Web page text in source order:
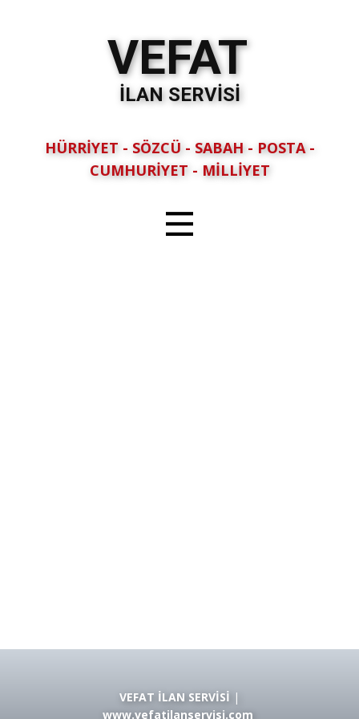
VEFAT
İLAN SERVİSİ
HÜRRİYET - SÖZCÜ - SABAH - POSTA -
CUMHURİYET - MİLLİYET
VEFAT İLAN SERVİSİ |
www.vefatilanservisi.com